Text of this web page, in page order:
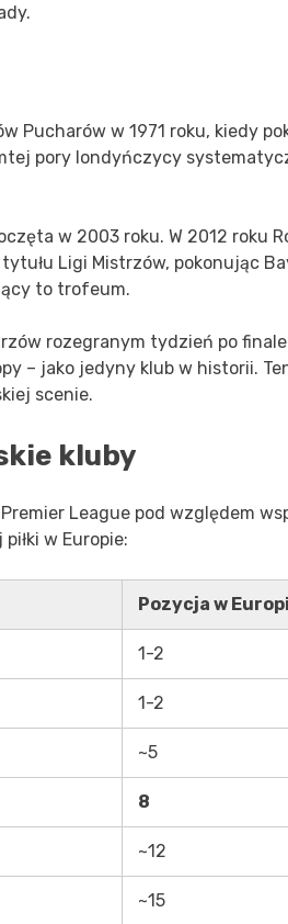
Pucharów w 1971 roku, kiedy
pory londyńczycy
w 2003 roku. W 2012 roku
Ligi Mistrzów, pokonując
to trofeum.
rozegranym tydzień po finale
– jako jedyny klub w historii.
scenie.
kluby
League pod względem
w Europie:
Pozycja w
1-2
1-2
~5
8
~12
~15